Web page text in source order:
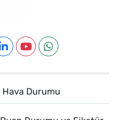
Hava Durumu